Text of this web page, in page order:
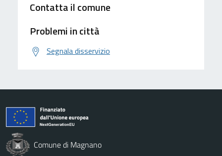
Contatta il comune
Problemi in città
Segnala disservizio
Comune di Magnano